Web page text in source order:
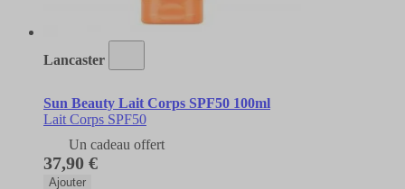
Lancaster
Sun Beauty Lait Corps SPF50 100ml
Lait Corps SPF50
Un cadeau offert
37,90 €
Ajouter